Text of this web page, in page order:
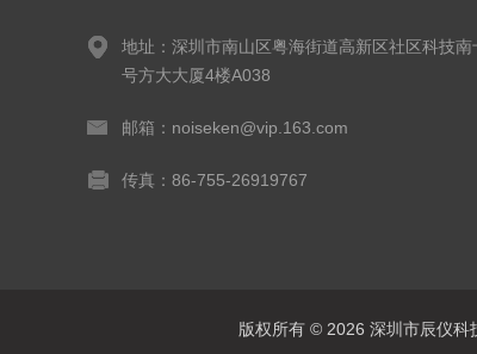
地址：深圳市南山区粤海街道高新区社区科技南
号方大大厦4楼A038
邮箱：noiseken@vip.163.com
传真：86-755-26919767
版权所有 © 2026 深圳市辰仪